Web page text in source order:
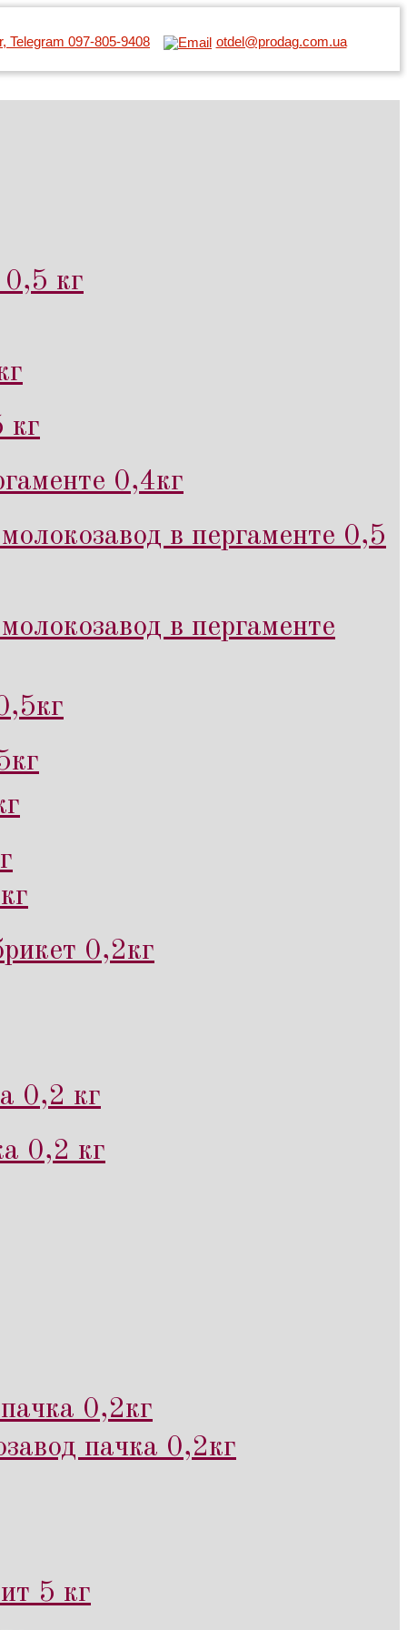
Telegram 097-805-9408 otdel@prodag.com.ua
кг
кг
0,4кг
в пергаменте 0,5
в пергаменте
0,2кг
0,2 кг
0,2 кг
0,2кг
пачка 0,2кг
5 кг